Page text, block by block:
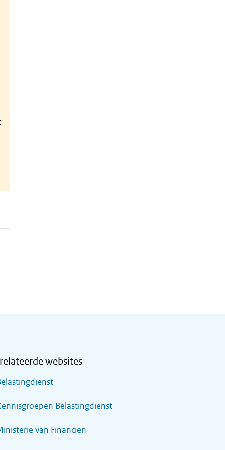
websites
Belastingdienst
van Financiën